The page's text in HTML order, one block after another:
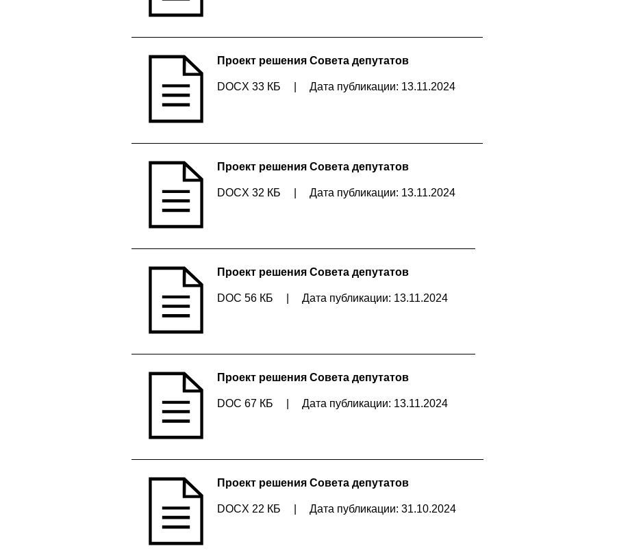
Проект решения Совета депутатов
DOCX 33 КБ Дата публикации: 13.11.2024
Проект решения Совета депутатов
DOCX 32 КБ Дата публикации: 13.11.2024
Проект решения Совета депутатов
DOC 56 КБ Дата публикации: 13.11.2024
Проект решения Совета депутатов
DOC 67 КБ Дата публикации: 13.11.2024
Проект решения Совета депутатов
DOCX 22 КБ Дата публикации: 31.10.2024